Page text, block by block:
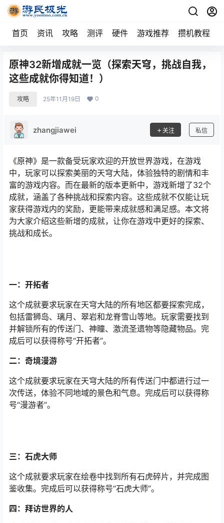
首页 资讯 攻略 测评 硬件 游戏推荐 攒机教程
原神32新增成就一览（探索天穹，挑战自我，
这些成就你得知道！）
攻略 25年11月19日 0
zhangjiawei 关注 私信
《原神》是一款备受玩家欢迎的开放世界游戏，在游戏
中，玩家可以探索美丽的天穹大陆，体验独特的剧情和丰
富的游戏内容。而在最新的版本更新中，游戏新增了32个
成就，涵盖了各种挑战和探索内容。这些成就不仅能让玩
家获得游戏内的奖励，更能带来成就感和满足感。本文将
为大家介绍这些新增的成就，让你在游戏中更好的探索、
挑战和成长。
一：开拓者
这个成就要求玩家在天穹大陆的所有地区都要探索完成，
包括雷狮岛、璃月、翠岩和龙脊雪山等地。玩家需要找到
并解锁所有的传送门、神瞳、激流圣遗物等隐藏物品。完
成后可以获得称号“开拓者”。
二：奇境漫游
这个成就要求玩家在天穹大陆的所有传送门中都进行过一
次传送，体验不同地域的景色和气息。完成后可以获得称
号“漫游者”。
三：石虎大师
这个成就要求玩家在绘卷中找到所有石虎碎片，并完成图
鉴收集。完成后可以获得称号“石虎大师”。
四：拜访世界的人